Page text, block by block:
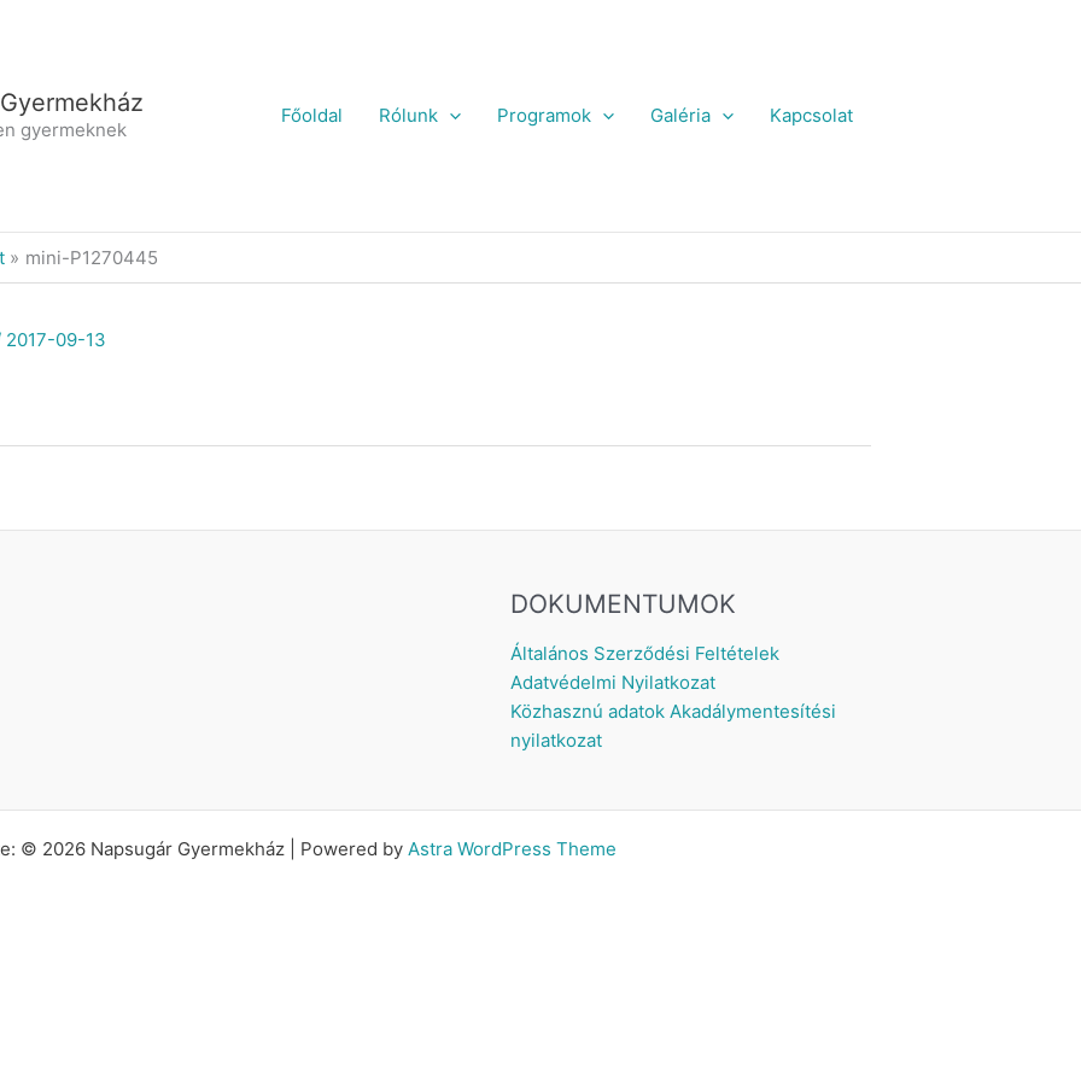
gyermeknek
Főoldal Rólunk Programok Galéria Kapcsolat
mini-P1270445
2017-09-13
DOKUMENTUMOK
Általános Szerződési Feltételek
Adatvédelmi Nyilatkozat
Közhasznú adatok Akadálymentesítési
nyilatkozat
© 2026 Napsugár Gyermekház | Powered by Astra WordPress Theme